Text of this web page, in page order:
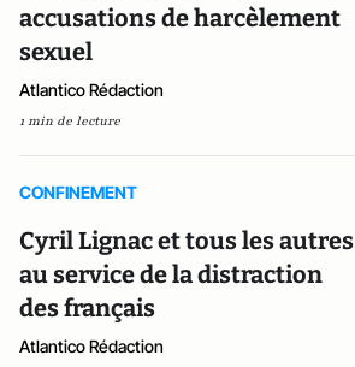
accusations de harcèlement
sexuel
Atlantico Rédaction
1 min de lecture
CONFINEMENT
Cyril Lignac et tous les autres
au service de la distraction
des français
Atlantico Rédaction